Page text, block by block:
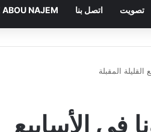
تصويت اتصل بنا ABOU NAJEM
القليلة المقبلة
في الأسابيع